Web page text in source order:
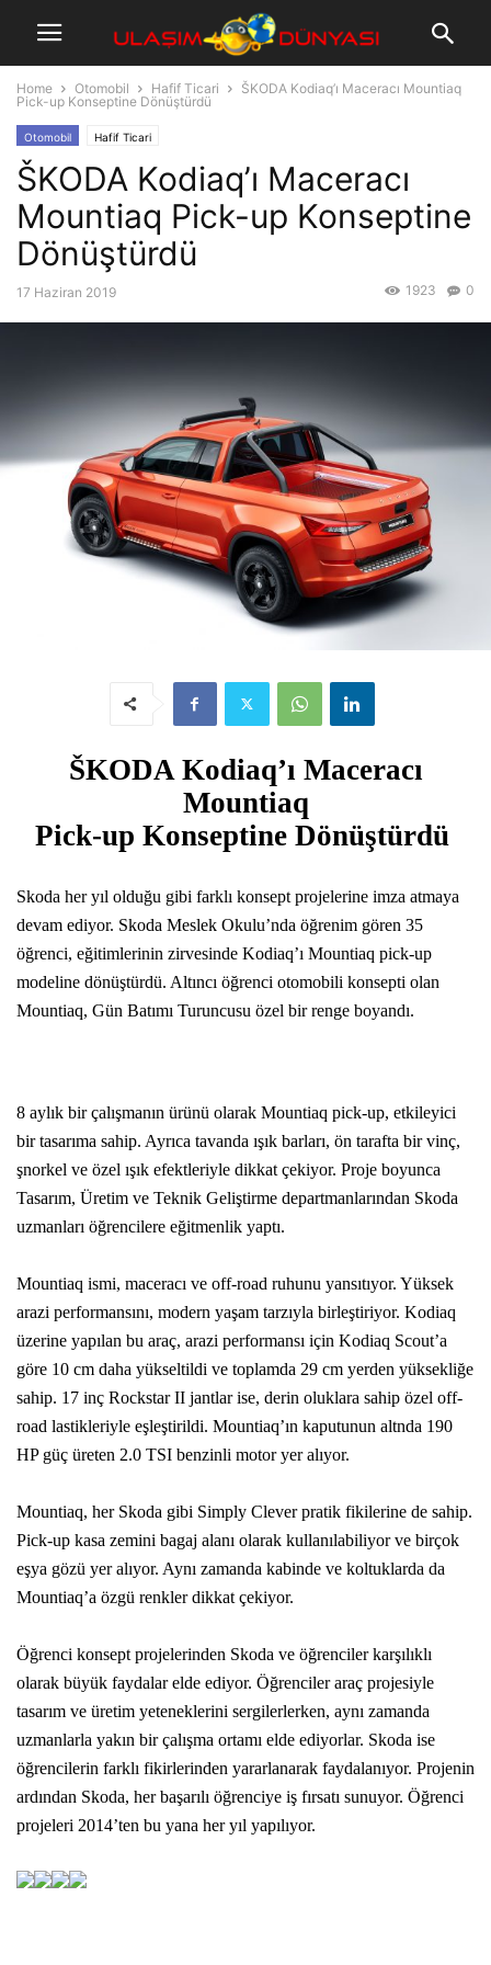
Home Otomobil Hafif Ticari
ŠKODA Kodiaq’ı Maceracı Mountiaq
Pick-up Konseptine Dönüştürdü
Otomobil Hafif Ticari
ŠKODA Kodiaq’ı Maceracı
Mountiaq Pick-up Konseptine
Dönüştürdü
17 Haziran 2019 0
1923
ŠKODA Kodiaq’ı Maceracı
Mountiaq
Pick-up Konseptine Dönüştürdü
Skoda her yıl olduğu gibi farklı konsept projelerine imza atmaya
devam ediyor. Skoda Meslek Okulu’nda öğrenim gören 35
öğrenci, eğitimlerinin zirvesinde Kodiaq’ı Mountiaq pick-up
modeline dönüştürdü. Altıncı öğrenci otomobili konsepti olan
Mountiaq, Gün Batımı Turuncusu özel bir renge boyandı.
8 aylık bir çalışmanın ürünü olarak Mountiaq pick-up, etkileyici
bir tasarıma sahip. Ayrıca tavanda ışık barları, ön tarafta bir vinç,
şnorkel ve özel ışık efektleriyle dikkat çekiyor. Proje boyunca
Tasarım, Üretim ve Teknik Geliştirme departmanlarından Skoda
uzmanları öğrencilere eğitmenlik yaptı.
Mountiaq ismi, maceracı ve off-road ruhunu yansıtıyor. Yüksek
arazi performansını, modern yaşam tarzıyla birleştiriyor. Kodiaq
üzerine yapılan bu araç, arazi performansı için Kodiaq Scout’a
göre 10 cm daha yükseltildi ve toplamda 29 cm yerden yüksekliğe
sahip. 17 inç Rockstar II jantlar ise, derin oluklara sahip özel off-
road lastikleriyle eşleştirildi. Mountiaq’ın kaputunun altnda 190
HP güç üreten 2.0 TSI benzinli motor yer alıyor.
Mountiaq, her Skoda gibi Simply Clever pratik fikilerine de sahip.
Pick-up kasa zemini bagaj alanı olarak kullanılabiliyor ve birçok
eşya gözü yer alıyor. Aynı zamanda kabinde ve koltuklarda da
Mountiaq’a özgü renkler dikkat çekiyor.
Öğrenci konsept projelerinden Skoda ve öğrenciler karşılıklı
olarak büyük faydalar elde ediyor. Öğrenciler araç projesiyle
tasarım ve üretim yeteneklerini sergilerlerken, aynı zamanda
uzmanlarla yakın bir çalışma ortamı elde ediyorlar. Skoda ise
öğrencilerin farklı fikirlerinden yararlanarak faydalanıyor. Projenin
ardından Skoda, her başarılı öğrenciye iş fırsatı sunuyor. Öğrenci
projeleri 2014’ten bu yana her yıl yapılıyor.